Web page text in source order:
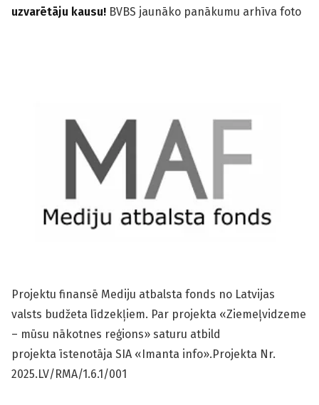
uzvarētāju kausu! BVBS jaunāko panākumu arhīva foto
Projektu finansē Mediju atbalsta fonds no Latvijas
valsts budžeta līdzekļiem. Par projekta «Ziemeļvidzeme
– mūsu nākotnes reģions» saturu atbild
projekta īstenotāja SIA «Imanta info».Projekta Nr.
2025.LV/RMA/1.6.1/001